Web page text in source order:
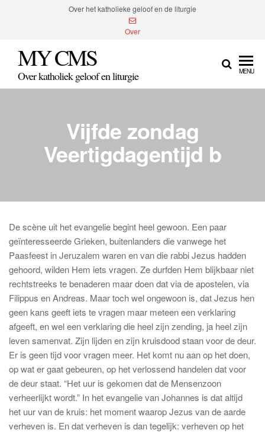
inhoud
Over het katholieke geloof en de liturgie
Over
MY CMS
Over katholiek geloof en liturgie MENU
Vijfde zondag
Veertigdagentijd b
De scène uit het evangelie begint heel gewoon. Een paar
geïnteresseerde Grieken, buitenlanders die vanwege het
Paasfeest in Jeruzalem waren en van die rabbi Jezus hadden
gehoord, wilden Hem iets vragen. Ze durfden Hem blijkbaar niet
rechtstreeks te benaderen maar doen dat via de apostelen, via
Filippus en Andreas. Maar toch wel ongewoon is, dat Jezus hen
geen kans geeft iets te vragen maar meteen een verklaring
afgeeft, en wel een verklaring die heel zijn zending, ja heel zijn
leven samenvat. Zijn lijden en zijn kruisdood staan voor de deur.
Er is geen tijd voor vragen meer. Het komt nu aan op het doen,
op wat er gaat gebeuren, op het verlossend handelen dat voor
de deur staat. “Het uur is gekomen dat de Mensenzoon
verheerlijkt wordt.” In het evangelie van Johannes is dat altijd
het uur van de kruis: het moment waarop Jezus van de aarde
verheven is. En dat verheven is dan tegelijk: verheven op het